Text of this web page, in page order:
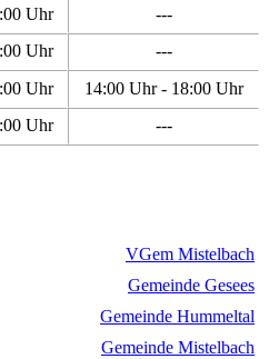
Uhr
---
Uhr
---
Uhr
14:00 Uhr - 18:00 Uhr
Uhr
---
VGem Mistelbach
Gemeinde Gesees
Gemeinde Hummeltal
Gemeinde Mistelbach